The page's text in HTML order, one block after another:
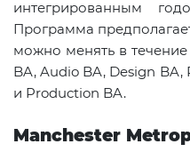
интегрированным
Программа
можно менять в
BA, Audio BA, Design
и Production BA.
Manchester